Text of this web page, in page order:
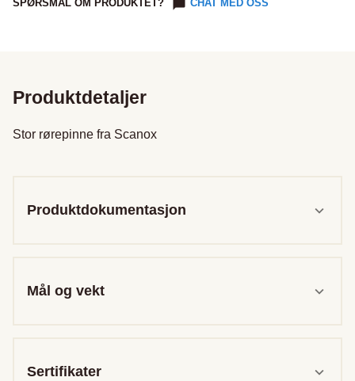
SPØRSMÅL OM PRODUKTET? CHAT MED OSS
Produktdetaljer
Stor rørepinne fra Scanox
Produktdokumentasjon
Mål og vekt
Sertifikater